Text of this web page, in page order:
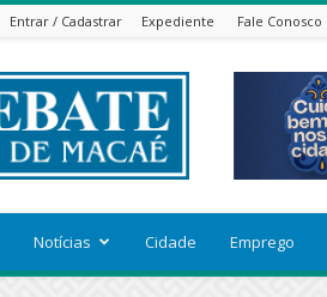
Entrar / Cadastrar Expediente Fale Conosco
Notícias Cidade Emprego